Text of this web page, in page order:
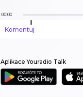
00:00
Komentuj
Aplikace Youradio Talk